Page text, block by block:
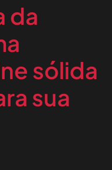
da
sólida
sua